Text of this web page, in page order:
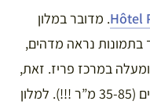
Hôtel. מדובר במלון
בתמונות נראה מדהים,
של מלון 4 כוכבים ומעלה במרכז פריז. זאת,
עם חדרים ממש – אבל ממש – גדולים (35-85 מ”ר !!!). למלון